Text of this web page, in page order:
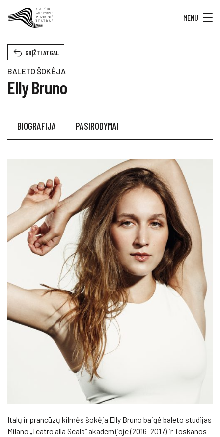
MENU
BALETO ŠOKĖJA
Elly Bruno
GRĮŽTI ATGAL
BIOGRAFIJA PASIRODYMAI
Italų ir prancūzų kilmės šokėja Elly Bruno baigė baleto studijas
Milano „Teatro alla Scala“ akademijoje (2016–2017) ir Toskanos